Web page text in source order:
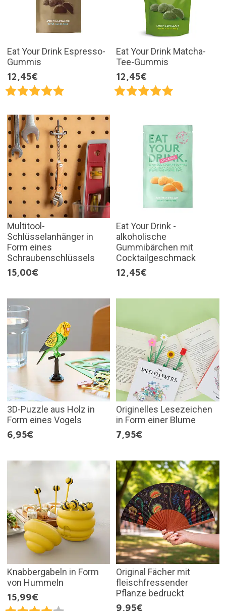
Eat Your Drink Espresso-
Gummis
12,45€
Eat Your Drink Matcha-
Tee-Gummis
12,45€
Multitool-
Schlüsselanhänger in
Form eines
Schraubenschlüssels
15,00€
Eat Your Drink -
alkoholische
Gummibärchen mit
Cocktailgeschmack
12,45€
3D-Puzzle aus Holz in
Form eines Vogels
6,95€
Originelles Lesezeichen
in Form einer Blume
7,95€
Knabbergabeln in Form
von Hummeln
15,99€
Original Fächer mit
fleischfressender
Pflanze bedruckt
9,95€